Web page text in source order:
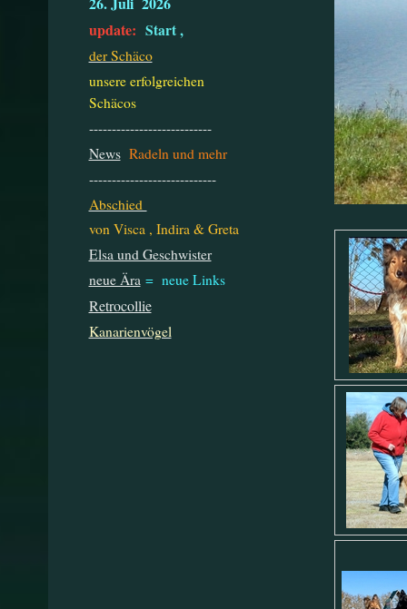
update: Start ,
der Schäco
unsere erfolgreichen
Schäcos
---------------------------
NewsRadeln und mehr
----------------------------
Abschied
von Visca , Indira & Greta
Elsa und Geschwister
neue Ära= neue Links
Retrocollie
Kanarienvögel